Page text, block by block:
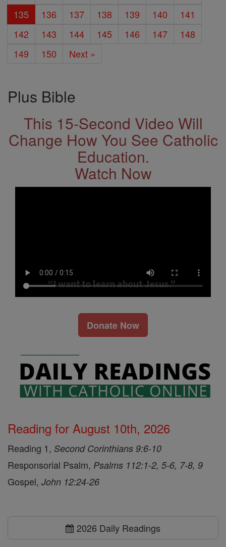
135
136 137 138 139 140
141
142
143 144 145 146 147
148
149
150 Next »
Plus Bible
This 15-Second Video Will
Change How You See Catholic
Education.
Watch Now
Donate Now
Reading for August 10th, 2026
Reading 1, Second Corinthians 9:6-10
Responsorial Psalm, Psalms 112:1-2, 5-6, 7-8, 9
Gospel, John 12:24-26
2026 Daily Readings